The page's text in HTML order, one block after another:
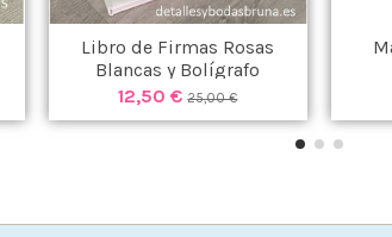
Libro de Firmas Rosas
Blancas y Bolígrafo
12,50 €25,00 €